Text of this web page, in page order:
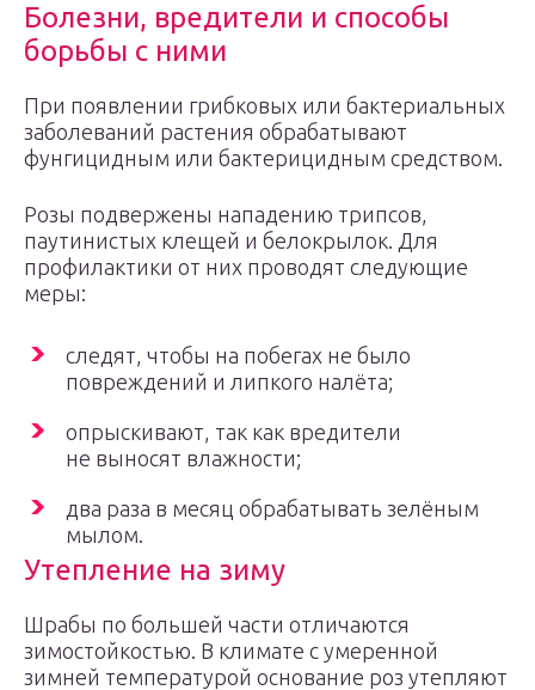
Болезни, вредители и способы
борьбы с ними
При появлении грибковых или бактериальных
заболеваний растения обрабатывают
фунгицидным или бактерицидным средством.
Розы подвержены нападению трипсов,
паутинистых клещей и белокрылок. Для
профилактики от них проводят следующие
меры:
следят, чтобы на побегах не было
повреждений и липкого налёта;
опрыскивают, так как вредители
не выносят влажности;
два раза в месяц обрабатывать зелёным
мылом.
Утепление на зиму
Шрабы по большей части отличаются
зимостойкостью. В климате с умеренной
зимней температурой основание роз утепляют